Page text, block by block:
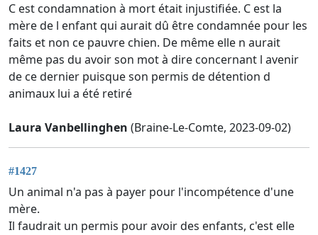
C est condamnation à mort était injustifiée. C est la
mère de l enfant qui aurait dû être condamnée pour les
faits et non ce pauvre chien. De même elle n aurait
même pas du avoir son mot à dire concernant l avenir
de ce dernier puisque son permis de détention d
animaux lui a été retiré
Laura Vanbellinghen (Braine-Le-Comte, 2023-09-02)
#1427
Un animal n'a pas à payer pour l'incompétence d'une
mère.
Il faudrait un permis pour avoir des enfants, c'est elle